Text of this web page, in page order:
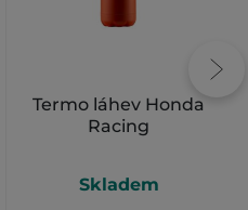
Termo láhev Honda
Racing
Skladem